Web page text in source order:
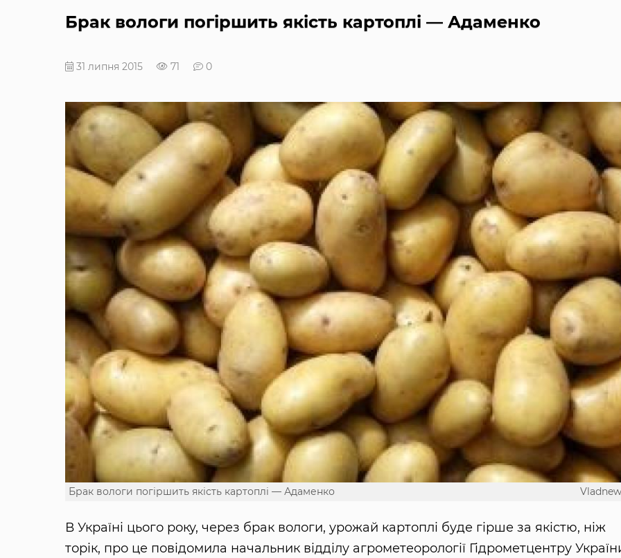
Брак вологи погіршить якість картоплі — Адаменко
31 липня 2015 71 0
Брак вологи погіршить якість картоплі — Адаменко
В Україні цього року, через брак вологи, урожай картоплі буде гірше за якістю, ніж
торік, про це повідомила начальник відділу агрометеорології Гідрометцентру